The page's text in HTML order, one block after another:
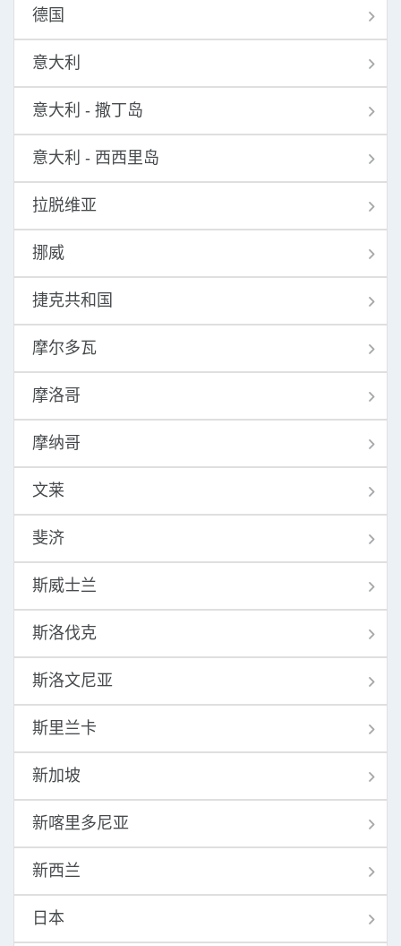
德国
意大利
意大利 - 撒丁岛
意大利 - 西西里岛
拉脱维亚
挪威
捷克共和国
摩尔多瓦
摩洛哥
摩纳哥
文莱
斐济
斯威士兰
斯洛伐克
斯洛文尼亚
斯里兰卡
新加坡
新喀里多尼亚
新西兰
日本